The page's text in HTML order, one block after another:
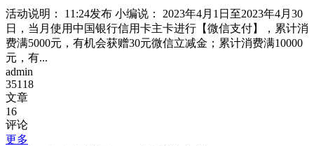
笔
数
达
活动说明： 11:24发布 小编说： 2023年4月1日至2023年4月30
日，当月使用中国银行信用卡主卡进行【微信支付】，累计消
费满5000元，有机会获赠30元微信立减金；累计消费满10000
元，有...
admin
35118
文章
16
评论
更多